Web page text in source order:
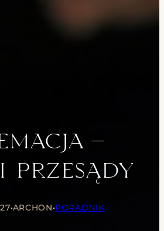
–
przesądy
•ARCHON•PORADNIK